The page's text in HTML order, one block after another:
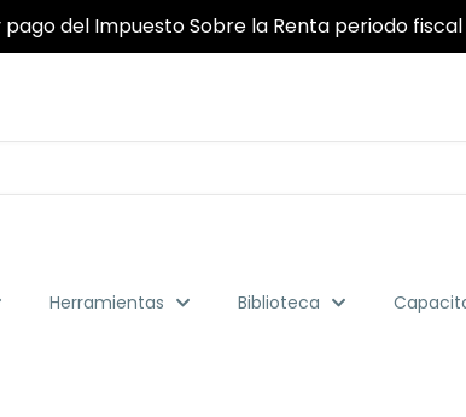
pago del Impuesto Sobre la Renta periodo
Herramientas Biblioteca